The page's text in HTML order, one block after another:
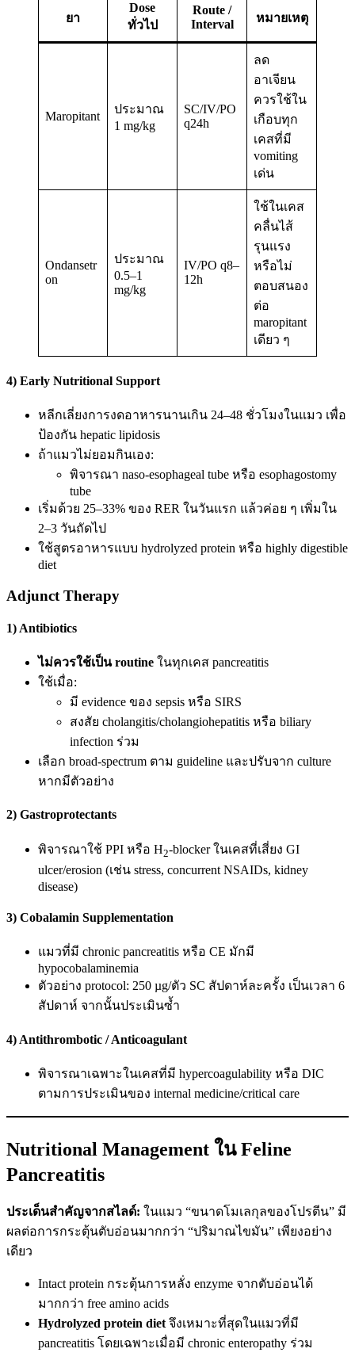
ยา
Dose
ทั่วไป
Route /
Interval
หมายเหตุ
Maropitant
ประมาณ
1 mg/kg
SC/IV/PO
q24h
ลด
อาเจียน
ควรใช้ใน
เกือบทุก
เคสที่มี
vomiting
เด่น
Ondansetr
on
ประมาณ
0.5–1
mg/kg
IV/PO q8–
12h
ใช้ในเคส
คลื่นไส้
รุนแรง
หรือไม่
ตอบสนอง
ต่อ
maropitant
เดียว ๆ
4) Early Nutritional Support
หลีกเลี่ยงการงดอาหารนานเกิน 24–48 ชั่วโมงในแมว เพื่อ
ป้องกัน hepatic lipidosis
ถ้าแมวไม่ยอมกินเอง:
พิจารณา naso-esophageal tube หรือ esophagostomy
tube
เริ่มด้วย 25–33% ของ RER ในวันแรก แล้วค่อย ๆ เพิ่มใน
2–3 วันถัดไป
ใช้สูตรอาหารแบบ hydrolyzed protein หรือ highly digestible
diet
Adjunct Therapy
1) Antibiotics
ไม่ควรใช้เป็น routine ในทุกเคส pancreatitis
ใช้เมื่อ:
มี evidence ของ sepsis หรือ SIRS
สงสัย cholangitis/cholangiohepatitis หรือ biliary
infection ร่วม
เลือก broad-spectrum ตาม guideline และปรับจาก culture
หากมีตัวอย่าง
2) Gastroprotectants
พิจารณาใช้ PPI หรือ H2-blocker ในเคสที่เสี่ยง GI
ulcer/erosion (เช่น stress, concurrent NSAIDs, kidney
disease)
3) Cobalamin Supplementation
แมวที่มี chronic pancreatitis หรือ CE มักมี
hypocobalaminemia
ตัวอย่าง protocol: 250 µg/ตัว SC สัปดาห์ละครั้ง เป็นเวลา 6
สัปดาห์ จากนั้นประเมินซ้ำ
4) Antithrombotic / Anticoagulant
พิจารณาเฉพาะในเคสที่มี hypercoagulability หรือ DIC
ตามการประเมินของ internal medicine/critical care
Nutritional Management ใน Feline
Pancreatitis
ประเด็นสำคัญจากสไลด์: ในแมว “ขนาดโมเลกุลของโปรตีน” มี
ผลต่อการกระตุ้นตับอ่อนมากกว่า “ปริมาณไขมัน” เพียงอย่าง
เดียว
Intact protein กระตุ้นการหลั่ง enzyme จากตับอ่อนได้
มากกว่า free amino acids
Hydrolyzed protein diet จึงเหมาะที่สุดในแมวที่มี
pancreatitis โดยเฉพาะเมื่อมี chronic enteropathy ร่วม